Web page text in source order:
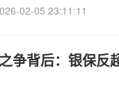
02-05 23:11:11
争背后：银保反